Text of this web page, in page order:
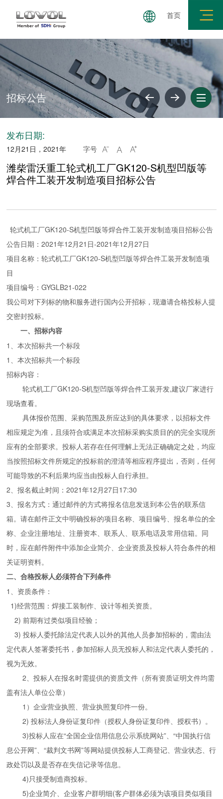
首页
集团简介 公司简介 企业文化 企业荣誉 社
招标公告
发布日期:
12月21日，2021年 字号   
潍柴雷沃重工轮式机工厂GK120-S机型凹版等
焊合件工装开发制造项目招标公告
轮式机工厂GK120-S机型凹版等焊合件工装开发制造项目招标公告
公告日期：2021年12月21日-2021年12月27日
项目名称：轮式机工厂GK120-S机型凹版等焊合件工装开发制造项
目
项目编号：GYGLB21-022
我公司对下列标的物和服务进行国内公开招标，现邀请合格投标人提
交密封投标。
一、招标内容
1、本次招标共一个标段
1 、本次招标共一个标段
招标内容：
轮式机工厂GK120-S机型凹版等焊合件工装开发,建议厂家进行
现场查看。
具体报价范围、采购范围及所应达到的具体要求，以招标文件
相应规定为准，且须符合或满足本次招标采购实质目的的完全实现所
应有的全部要求。投标人若存在任何理解上无法正确确定之处，均应
当按照招标文件所规定的投标前的澄清等相应程序提出，否则，任何
可能导致的不利后果均应当由投标人自行承担。
2、报名截止时间：2021年12月27日17:30
3、报名方式：通过邮件的方式将报名信息发送到本公告的联系信
箱。请在邮件正文中明确投标的项目名称、项目编号、报名单位的全
称、企业注册地址、注册资本、联系人、联系电话及常用信箱。同
时，应在邮件附件中添加企业简介、企业资质及投标人符合条件的相
关证明资料。
二、合格投标人必须符合下列条件
1 、资质条件：
1)经营范围：焊接工装制作、设计等相关资质。
2)前期有过类似项目经验；
3)投标人委托除法定代表人以外的其他人员参加招标的，需由法
定代表人签署委托书，参加招标人员无投标人和法定代表人委托的，
视为无效。
2、投标人在报名时需提供的资质文件（所有资质证明文件均需
盖有法人单位公章）
1 ）企业营业执照、营业执照复印件一份。
2)投标法人身份证复印件（授权人身份证复印件、授权书）。
3)投标人应在“全国企业信用信息公示系统网站”、“中国执行信
息公开网”、“裁判文书网”等网站提供投标人工商登记、营业状态、行
政处罚以及是否存在失信记录等信息。
4)只接受制造商投标。
5)企业简介、企业客户群明细(客户群体必须为该项目类似项目